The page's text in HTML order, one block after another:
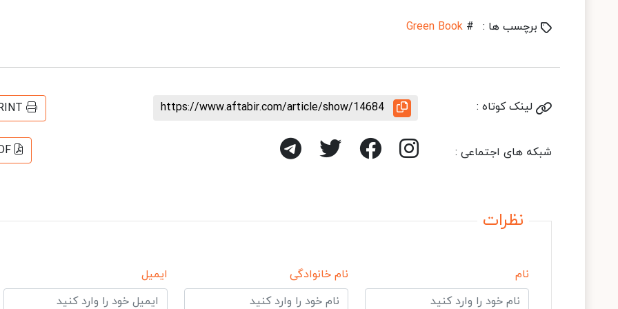
برچسب ها : #
Green Book
لینک کوتاه : https://www.aftabir.com/article/show/14684
شبکه های اجتماعی :
نظرات
نام نام خانوادگی ایمیل